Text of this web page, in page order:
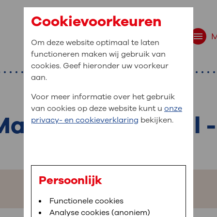
navigatie
bent u naar op
Bloedafname,MijnOLVG,Digitalisering
medische gegevens
In MijnOLVG kunt u uw medische
het u uitkomt. OLVG breidt MijnOLVG
van de Poll
Cookievoorkeuren
Om deze website optimaal te laten
functioneren maken wij gebruik van
cookies. Geef hieronder uw voorkeur
aan.
Voor meer informatie over het gebruik
van cookies op deze website kunt u onze
privacy- en cookieverklaring bekijken.
Persoonlijk
Functionele cookies
Analyse cookies (anoniem)